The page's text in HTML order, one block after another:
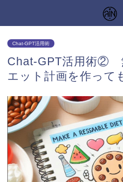
Chat-GPT活用術
Chat-GPT活用術②
エット計画を作って